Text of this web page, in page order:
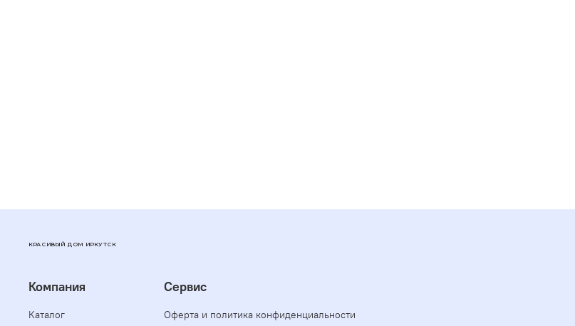
КРАСИВЫЙ ДОМ ИРКУТСК
Компания
Каталог
Сервис
Оферта и политика конфиденциальности